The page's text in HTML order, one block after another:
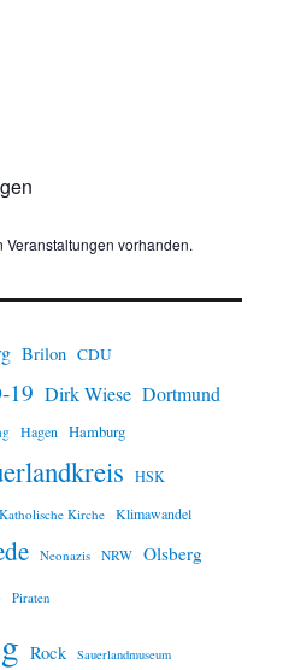
vorhanden.
Brilon CDU
19 Dirk Wiese Dortmund
Hagen Hamburg
HSK
Katholische Kirche Klimawandel
Neonazis NRW Olsberg
Piraten
Rock Sauerlandmuseum